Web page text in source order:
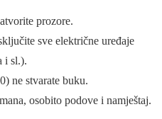
prozore.
sve električne uređaje
i sl.).
ne stvarate buku.
osobito podove i namještaj.